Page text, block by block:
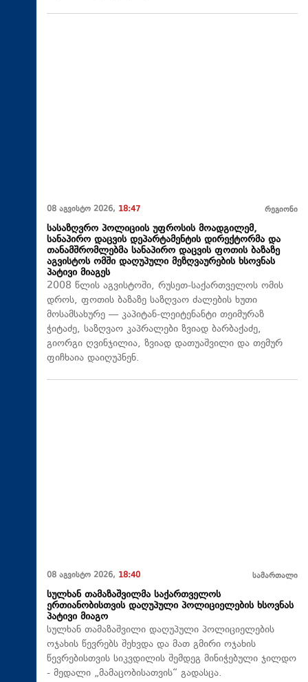
08 აგვისტო 2026, 18:47 რეგიონი
სასაზღვრო პოლიციის უფროსის მოადგილემ,
სანაპირო დაცვის დეპარტამენტის დირექტორმა და
თანამშრომლებმა სანაპირო დაცვის ფოთის ბაზაზე
აგვისტოს ომში დაღუპული მეზღვაურების ხსოვნას
პატივი მიაგეს
2008 წლის აგვისტოში, რუსეთ-საქართველოს ომის
დროს, ფოთის ბაზაზე საზღვაო ძალების ხუთი
მოსამსახურე — კაპიტან-ლეიტენანტი თეიმურაზ
ჭიტაძე, საზღვაო კაპრალები ზვიად ბარბაქაძე,
გიორგი ღვინჯილია, ზვიად დათუაშვილი და თემურ
ფიჩხაია დაიღუპნენ.
08 აგვისტო 2026, 18:40 სამართალი
სულხან თამაზაშვილმა საქართველოს
ერთიანობისთვის დაღუპული პოლიციელების ხსოვნას
პატივი მიაგო
სულხან თამაზაშვილი დაღუპული პოლიციელების
ოჯახის წევრებს შეხვდა და მათ გმირი ოჯახის
წევრებისთვის სიკვდილის შემდეგ მინიჭებული ჯილდო
- მედალი „მამაცობისათვის“ გადასცა.